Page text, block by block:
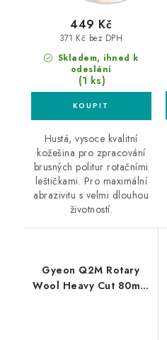
Skladem, ihned k
odeslání
(1 ks)
371 Kč bez DPH
449 Kč
Hustá, vysoce kvalitní
kožešina pro zpracování
brusných politur rotačními
leštičkami. Pro maximální
abrazivitu s velmi dlouhou
životností.
Gyeon Q2M Rotary
Wool Heavy Cut 80mm